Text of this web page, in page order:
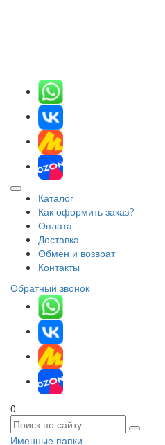
Каталог
Как оформить заказ?
Оплата
Доставка
Обмен и возврат
Контакты
Обратный звонок
0
Именные папки